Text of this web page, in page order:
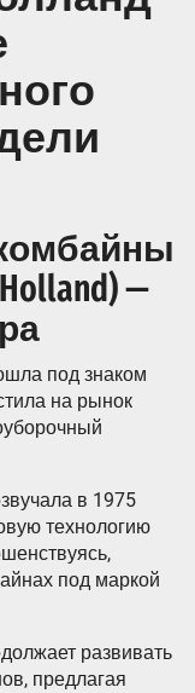
—
под знаком
на рынок
в 1975
технологию
под маркой
развивать
предлагая